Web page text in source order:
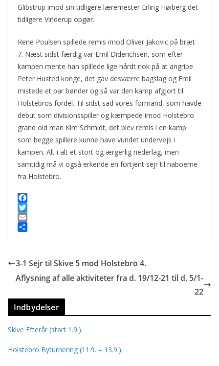
Glibstrup imod sin tidligere læremester Erling Høiberg det
tidligere Vinderup opgør.
Rene Poulsen spillede remis imod Oliver Jakovic på bræt
7. Næst sidst færdig var Emil Diderichsen, som efter
kampen mente han spillede lige hårdt nok på at angribe
Peter Husted konge, det gav desværre bagslag og Emil
mistede et par bønder og så var den kamp afgjort til
Holstebros fordel. Til sidst sad vores formand, som havde
debut som divisionsspiller og kæmpede imod Holstebro
grand old man Kim Schmidt, det blev remis i en kamp
som begge spillere kunne have vundet undervejs i
kampen. Alt i alt et stort og ærgerlig nederlag, men
samtidig må vi også erkende en fortjent sejr til naboerne
fra Holstebro.
F
a
c
o
k
T
w
e
r
E
lr
e
3-1 Sejr til Skive 5 mod Holstebro 4.
Aflysning af alle aktiviteter fra d. 19/12-21 til d. 5/1-
22
Indbydelser
Skive Efterår (start 1.9.)
Holstebro Byturnering (11.9. – 13.9.)